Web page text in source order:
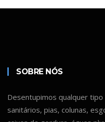
SOBRE NÓS
Desentupimos qualquer
sanitários, pias, colunas,